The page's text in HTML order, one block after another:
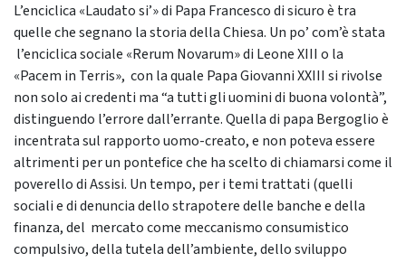
L’enciclica «Laudato si’» di Papa Francesco di sicuro è tra
quelle che segnano la storia della Chiesa. Un po’ com’è stata
l’enciclica sociale «Rerum Novarum» di Leone XIII o la
«Pacem in Terris», con la quale Papa Giovanni XXIII si rivolse
non solo ai credenti ma “a tutti gli uomini di buona volontà”,
distinguendo l’errore dall’errante. Quella di papa Bergoglio è
incentrata sul rapporto uomo-creato, e non poteva essere
altrimenti per un pontefice che ha scelto di chiamarsi come il
poverello di Assisi. Un tempo, per i temi trattati (quelli
sociali e di denuncia dello strapotere delle banche e della
finanza, del mercato come meccanismo consumistico
compulsivo, della tutela dell’ambiente, dello sviluppo